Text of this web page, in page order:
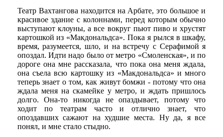
Театр Вахтангова находится на Арбате, это большое и
красивое здание с колоннами, перед которым обычно
выступают клоуны, а все вокруг пьют пиво и хрустят
картошкой из «Макдональдса». Пока я рылся в шкафу,
время, разумеется, шло, и на встречу с Серафимой я
опоздал. Идти надо было от метро «Смоленская», и по
дороге она мне рассказала, что пока она меня ждала,
она съела всю картошку из «Макдональдса» и много
теперь знает о том, как живут бомжи - потому что она
ждала меня на скамейке у метро, и ждать пришлось
долго. Она-то никогда не опаздывает, потому что
ходит по театрам часто и отлично знает, что
опоздавших сажают на худшие места. Ну да, я все
понял, и мне стало стыдно.